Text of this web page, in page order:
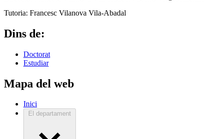
Tutoria: Francesc Vilanova Vila-Abadal
Dins de:
Doctorat
Estudiar
Mapa del web
Inici
El departament